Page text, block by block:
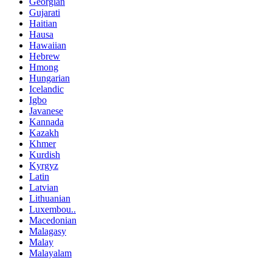
Gujarati
Haitian
Hausa
Hawaiian
Hebrew
Hmong
Hungarian
Icelandic
Igbo
Javanese
Kannada
Kazakh
Khmer
Kurdish
Kyrgyz
Latin
Latvian
Lithuanian
Luxembou..
Macedonian
Malagasy
Malay
Malayalam